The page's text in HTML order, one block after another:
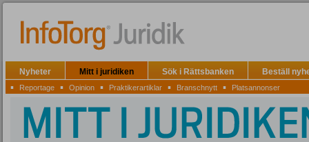
Nyheter Mitt i juridiken Sök i Rättsbanken Beställ
▪ Reportage ▪ Opinion ▪ Praktikerartiklar ▪ Branschnytt ▪ Platsannonser